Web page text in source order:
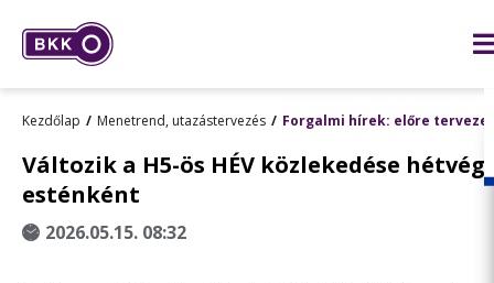
Kezdőlap Menetrend, utazástervezés Forgalmi hírek: előre
Változik a H5-ös HÉV közlekedése
esténként
2026.05.15. 08:32